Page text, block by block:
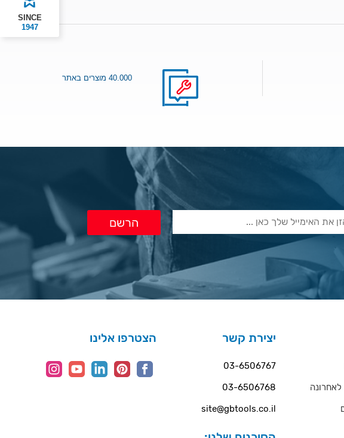
SINCE
1947
40.000 מוצרים באתר
לאחרונה
יצירת קשר
03-6506767
03-6506768
site@gbtools.co.il
הצטרפו אלינו